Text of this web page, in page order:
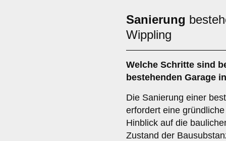
Sanierung
Wippling
Welche Schritte sind
bestehenden Garage
Die Sanierung einer
erfordert eine
Hinblick auf die
Zustand der